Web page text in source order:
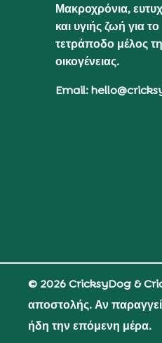
Μακροχρόνια,
και υγιής ζωή για το
τετράποδο μέλος
οικογένειας.
Email:
© 2026 CricksyDog &
αποστολής. Αν
ήδη την επόμενη μέρα.